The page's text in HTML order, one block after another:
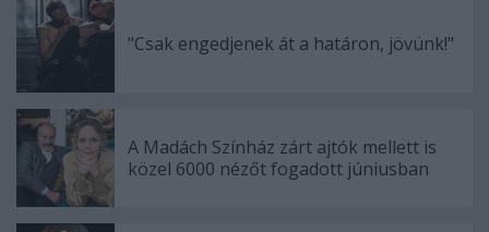
"Csak engedjenek át a határon, jövünk!"
A Madách Színház zárt ajtók mellett is
közel 6000 nézőt fogadott júniusban